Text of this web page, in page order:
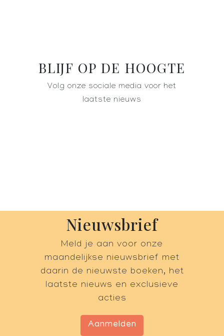
BLIJF OP DE HOOGTE
Volg onze sociale media voor het
laatste nieuws
Nieuwsbrief
Meld je aan voor onze
maandelijkse nieuwsbrief met
daarin de nieuwste boeken, het
laatste nieuws en exclusieve
acties
Aanmelden